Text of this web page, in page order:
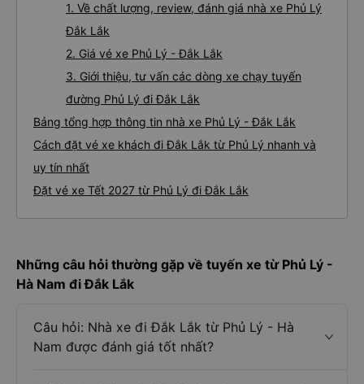
1. Về chất lượng, review, đánh giá nhà xe Phủ Lý
Đắk Lắk
2. Giá vé xe Phủ Lý - Đắk Lắk
3. Giới thiệu, tư vấn các dòng xe chạy tuyến
đường Phủ Lý đi Đắk Lắk
Bảng tổng hợp thông tin nhà xe Phủ Lý - Đắk Lắk
Cách đặt vé xe khách đi Đắk Lắk từ Phủ Lý nhanh và
uy tín nhất
Đặt vé xe Tết 2027 từ Phủ Lý đi Đắk Lắk
Những câu hỏi thường gặp về tuyến xe từ Phủ Lý -
Hà Nam đi Đắk Lắk
Câu hỏi: Nhà xe đi Đắk Lắk từ Phủ Lý - Hà
Nam được đánh giá tốt nhất?